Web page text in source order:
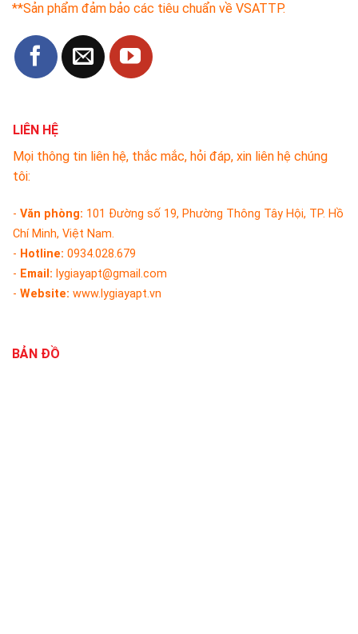
**Sản phẩm đảm bảo các tiêu chuẩn về VSATTP.
LIÊN HỆ
Mọi thông tin liên hệ, thắc mắc, hỏi đáp, xin liên hệ chúng
tôi:
- Văn phòng: 101 Đường số 19, Phường Thông Tây Hội, TP. Hồ
Chí Minh, Việt Nam.
- Hotline: 0934.028.679
- Email: lygiayapt@gmail.com
- Website: www.lygiayapt.vn
BẢN ĐỒ